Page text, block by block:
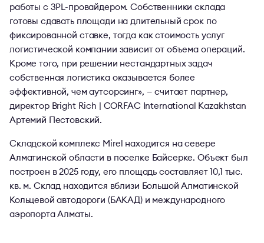
работы с 3PL-провайдером. Собственники склада
готовы сдавать площади на длительный срок по
фиксированной ставке, тогда как стоимость услуг
логистической компании зависит от объема операций.
Кроме того, при решении нестандартных задач
собственная логистика оказывается более
эффективной, чем аутсорсинг», — считает партнер,
директор Bright Rich | CORFAC International Kazakhstan
Артемий Пестовский.
Складской комплекс Mirel находится на севере
Алматинской области в поселке Байсерке. Объект был
построен в 2025 году, его площадь составляет 10,1 тыс.
кв. м. Склад находится вблизи Большой Алматинской
Кольцевой автодороги (БАКАД) и международного
аэропорта Алматы.